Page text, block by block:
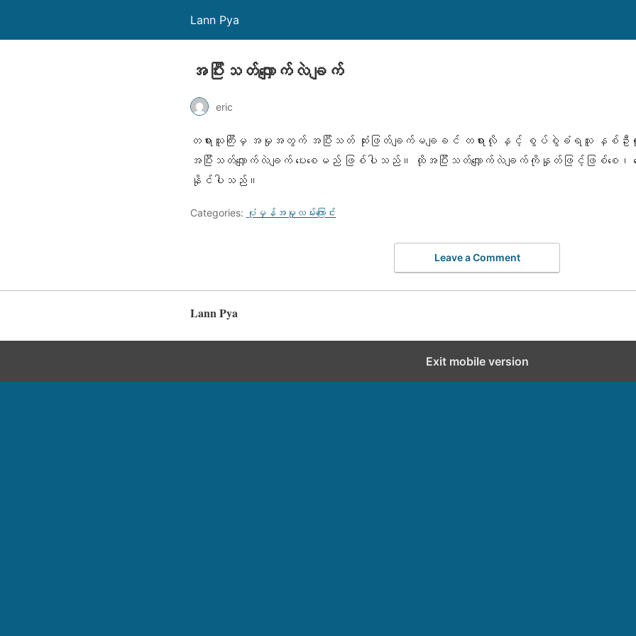
Lann Pya
အပြီးသတ်လျှောက်လဲချက်
eric
တရားသူကြီးမှ အမှုအတွက် အပြီးသတ် ဆုံးဖြတ်ချက်မချခင် တရားလို နှင့် စွပ်စွဲခံရသူ နှစ်ဦးလုံးအ
အပြီးသတ်လျှောက်လဲချက် ပေးစေမည် ဖြစ်ပါသည်။ ထိုအပြီးသတ်လျှောက်လဲချက်ကိုနှုတ်ဖြင့်ဖြစ်စေ၊
နိုင်ပါသည်။
Categories: ပုံမှန်အမှုလမ်းကြောင်း
Leave a Comment
Lann Pya
Exit mobile version